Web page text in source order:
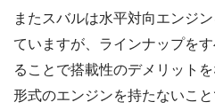
またスバルは水平対向エンジ
ていますが、ラインナップを
ることで搭載性のデメリット
形式のエンジンを持たないこ